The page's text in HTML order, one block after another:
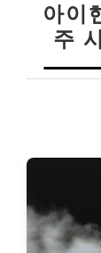
아이
주